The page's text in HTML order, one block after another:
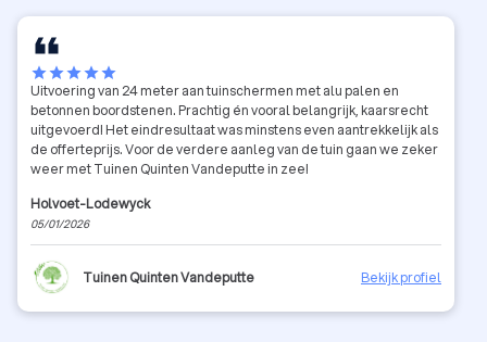
starstarstarstarstar
Uitvoering van 24 meter aan tuinschermen met alu palen en
betonnen boordstenen. Prachtig én vooral belangrijk, kaarsrecht
uitgevoerd! Het eindresultaat was minstens even aantrekkelijk als
de offerteprijs. Voor de verdere aanleg van de tuin gaan we zeker
weer met Tuinen Quinten Vandeputte in zee!
Holvoet-Lodewyck
05/01/2026
Tuinen Quinten Vandeputte Bekijk profiel